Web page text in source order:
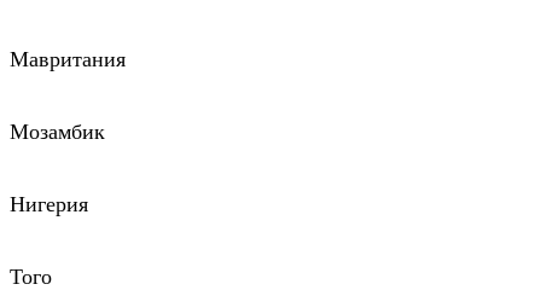
Мавритания
Мозамбик
Нигерия
Того